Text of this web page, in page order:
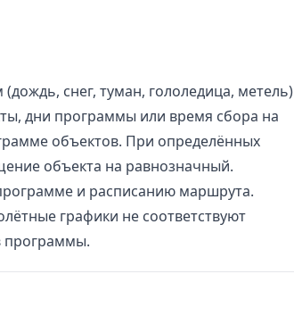
снег, туман, гололедица, метель)
дни программы или время сбора на
объектов. При определённых
объекта на равнозначный.
и расписанию маршрута.
графики не соответствуют
программы.